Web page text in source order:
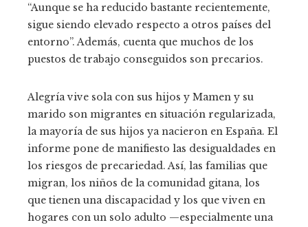
“Aunque se ha reducido bastante recientemente,
sigue siendo elevado respecto a otros países del
entorno”. Además, cuenta que muchos de los
puestos de trabajo conseguidos son precarios.
Alegría vive sola con sus hijos y Mamen y su
marido son migrantes en situación regularizada,
la mayoría de sus hijos ya nacieron en España. El
informe pone de manifiesto las desigualdades en
los riesgos de precariedad. Así, las familias que
migran, los niños de la comunidad gitana, los
que tienen una discapacidad y los que viven en
hogares con un solo adulto —especialmente una